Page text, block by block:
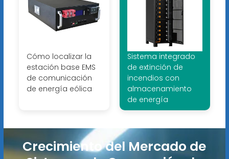
Cómo localizar la
estación base EMS
de comunicación
de energía eólica
Sistema integrado
de extinción de
incendios con
almacenamiento
de energía
Crecimiento del Mercado de